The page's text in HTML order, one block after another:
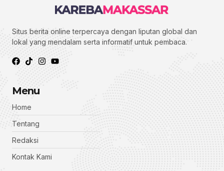
Situs berita online terpercaya dengan liputan global dan
lokal yang mendalam serta informatif untuk pembaca.
Menu
Home
Tentang
Redaksi
Kontak Kami